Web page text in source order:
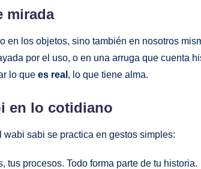
mirada
en los objetos, sino también en nosotros
por el uso, o en una arruga que cuenta
lo quees real , lo que tiene alma.
en lo cotidiano
sabi se practica en gestos simples:
tus procesos. Todo forma parte de tu historia.